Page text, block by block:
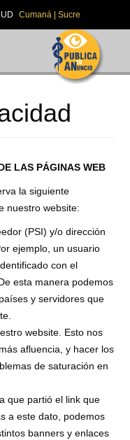
Cumaná | Sucre
LAS PÁGINAS WEB
la siguiente
nuestro website:
(PSI) y/o dirección
ejemplo, un usuario
con el
esta manera podemos
y servidores que
website. Esto nos
afluencia, y hacer los
de saturación en
que partió el link que
a este dato, podemos
banners y enlaces